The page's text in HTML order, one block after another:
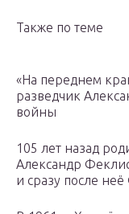
Также по теме
«На переднем
разведчик
войны
105 лет назад
Александр
и сразу после